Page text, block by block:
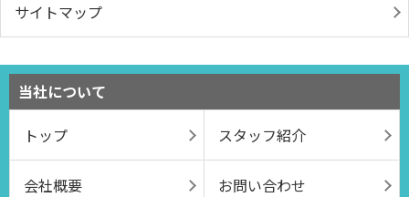
サイトマップ
当社について
トップ
スタッフ紹介
会社概要 お問い合わせ